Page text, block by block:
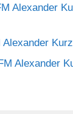
Alexander
Alexander
Alexander